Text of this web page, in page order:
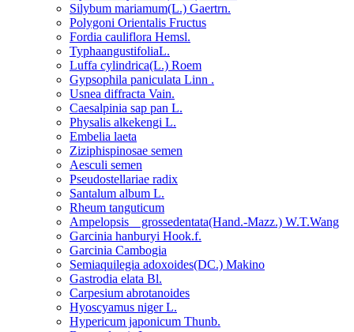
Silybum mariamum(L.) Gaertrn.
Polygoni Orientalis Fructus
Fordia cauliflora Hemsl.
TyphaangustifoliaL.
Luffa cylindrica(L.) Roem
Gypsophila paniculata Linn .
Usnea diffracta Vain.
Caesalpinia sap pan L.
Physalis alkekengi L.
Embelia laeta
Ziziphispinosae semen
Aesculi semen
Pseudostellariae radix
Santalum album L.
Rheum tanguticum
Ampelopsis grossedentata(Hand.-Mazz.) W.T.Wang
Garcinia hanburyi Hook.f.
Garcinia Cambogia
Semiaquilegia adoxoides(DC.) Makino
Gastrodia elata Bl.
Carpesium abrotanoides
Hyoscyamus niger L.
Hypericum japonicum Thunb.